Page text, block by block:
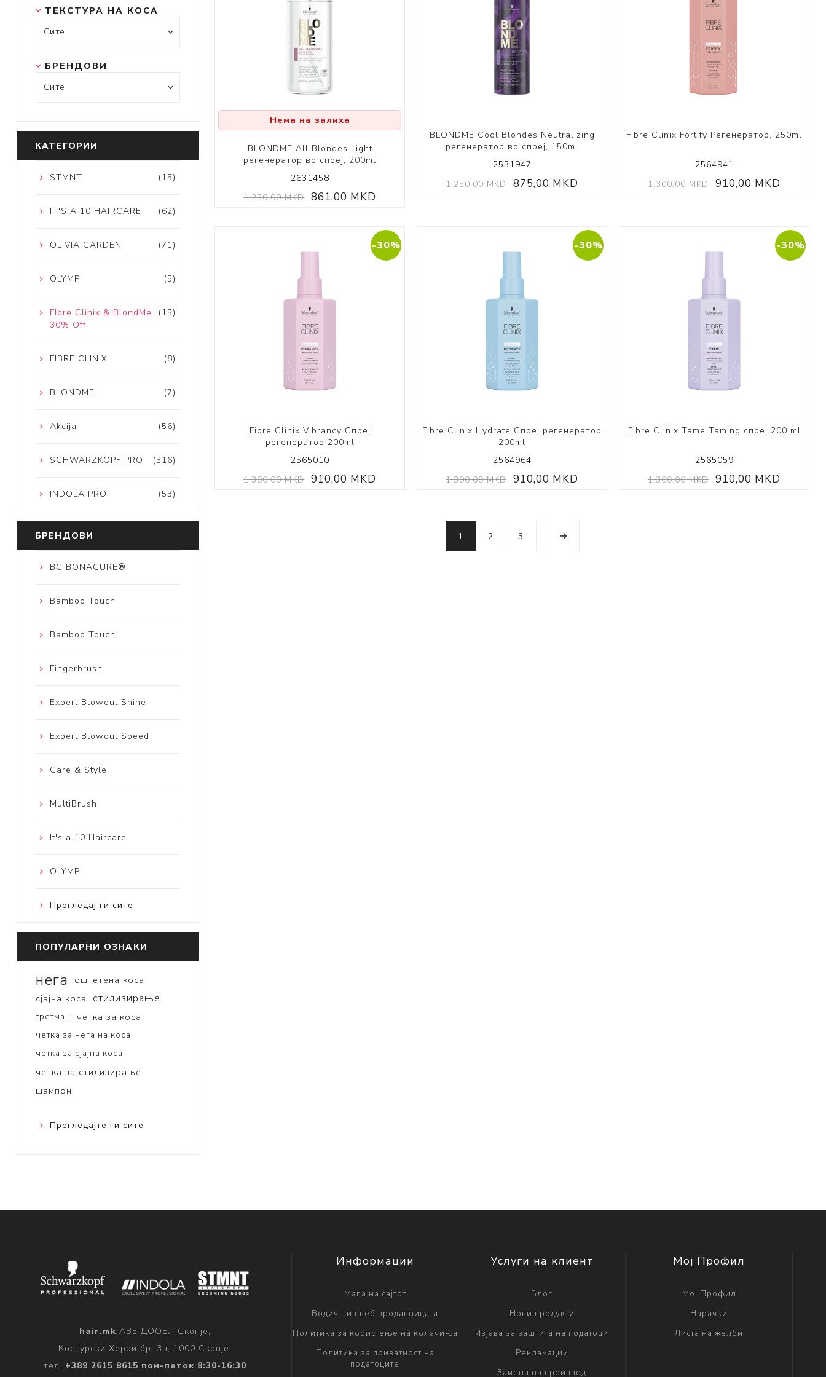
Volumizing Collection
Coily Collection
Нема на залиха
BLONDME All Blondes Light
регенератор во спреј, 200ml
2631458
1.230,00 MKD 861,00 MKD
BLONDME Cool Blondes Neutralizing
регенератор во спреј, 150ml
2531947
1.250,00 MKD 875,00 MKD
Fibre Clinix Fortify Регенератор, 250ml
2564941
1.300,00 MKD 910,00 MKD
-30%
Fibre Clinix Vibrancy Спреј
регенератор 200ml
2565010
1.300,00 MKD 910,00 MKD
-30%
Fibre Clinix Hydrate Спреј регенератор
200ml
2564964
1.300,00 MKD 910,00 MKD
-30%
Fibre Clinix Tame Taming спреј 200 ml
2565059
1.300,00 MKD 910,00 MKD
1 2 3
ТЕКСТУРА НА КОСА
БРЕНДОВИ
КАТЕГОРИИ
(15)
STMNT
(62)
IT'S A 10 HAIRCARE
(71)
OLIVIA GARDEN
(5)
OLYMP
(15)
FIbre Clinix & BlondMe
30% Off
(8)
FIBRE CLINIX
(7)
BLONDME
(56)
Akcija
(316)
SCHWARZKOPF PRO
(53)
INDOLA PRO
БРЕНДОВИ
BC BONACURE®
Bamboo Touch
Bamboo Touch
Fingerbrush
Expert Blowout Shine
Expert Blowout Speed
Care & Style
MultiBrush
It's a 10 Haircare
OLYMP
Прегледај ги сите
ПОПУЛАРНИ ОЗНАКИ
нега
оштетена коса
сјајна коса
стилизирање
третман четка за коса
четка за нега на коса
четка за сјајна коса
четка за стилизирање
шампон
Прегледајте ги сите
hair.mk АВЕ ДООЕЛ Скопје,
Костурски Херои бр. 3в, 1000 Скопје.
тел. +389 2615 8615 пон-петок 8:30-16:30
Информации
Мапа на сајтот
Водич низ веб продавницата
Политика за користење на колачиња
Политика за приватност на
податоците
Услуги на клиент
Блог
Нови продукти
Изјава за заштита на податоци
Рекламации
Замена на производ
Мој Профил
Мој Профил
Нарачки
Листа на желби